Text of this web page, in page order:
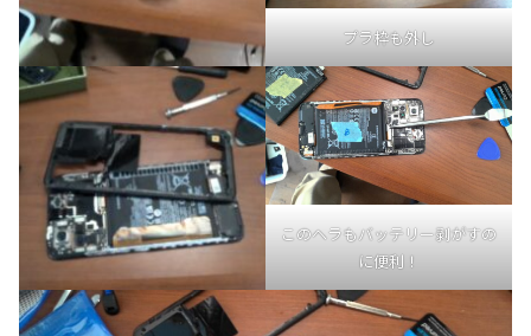
プラ枠も外し
このヘラもバッテリー剥がすの
に便利！